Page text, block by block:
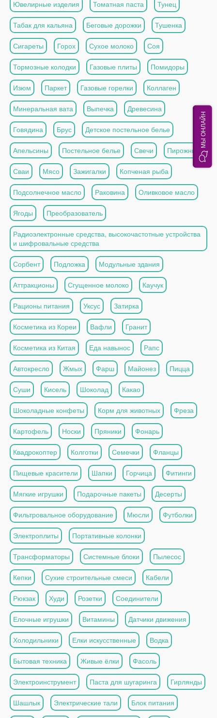
Ювелирные изделия Томатная паста Тунец
Табак для кальяна Беговые дорожки Тушенка
Сигареты Горох Сухое молоко Соя
Тормозные колодки Газовые плиты Помидоры
Изюм Паркет Газовые горелки Коллаген
Минеральная вата Выпечка Древесина
Говядина Брус Детское постельное белье
Апельсины Постельное белье Свечи Пирожные
Сваи Мясо Зажигалки Копченая рыба
Подсолнечное масло Раковина Оливковое масло
Ягоды Преобразователь
Радиоэлектронные средства, высокочастотные устройства
и шифровальные средства
Сорбент Подложка Модульные здания
Аттракционы Сгущенное молоко Каучук
Рационы питания Уксус Затирка
Косметика из Кореи Вафли Гранит
Косметика из Китая Еда навынос Рапс
Автокресло Жмых Фарш Майонез Пицца
Суши Кисель Шоколад Какао
Шоколадные конфеты Корм для животных Фреза
Картофель Носки Пряники Фонарь
Квадрокоптер Колготки Семечки Фланцы
Пищевые красители Шапки Горчица Фитинги
Мягкие игрушки Подарочные пакеты Десерты
Фильтровальное оборудование Мюсли Футболки
Электроплиты Портативные колонки
Трансформаторы Системные блоки Пылесос
Кепки Сухие строительные смеси Кабели
Рюкзак Худи Розетки Соединители
Елочные игрушки Витамины Датчики движения
Холодильники Елки искусственные Водка
Бытовая техника Живые ёлки Фасоль
Электроинструмент Паста для шугаринга Гирлянды
Шашлык Электрические тали Блок питания
МЫ ОНЛАЙН